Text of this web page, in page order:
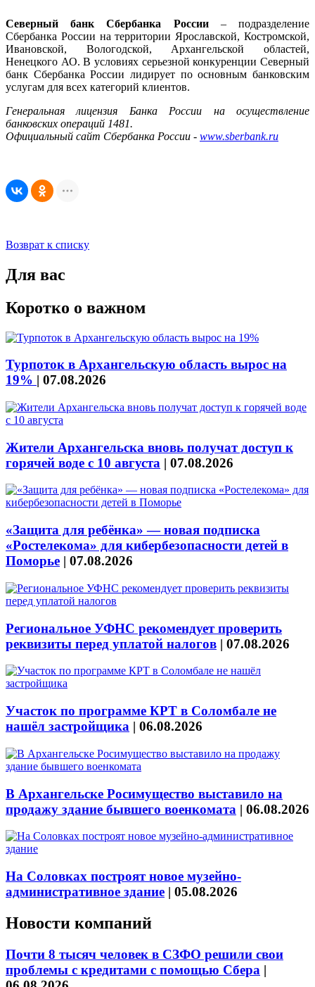
Северный банк Сбербанка России– подразделение
Сбербанка России на территории Ярославской, Костромской,
Ивановской, Вологодской, Архангельской областей,
Ненецкого АО. В условиях серьезной конкуренции Северный
банк Сбербанка России лидирует по основным банковским
услугам для всех категорий клиентов.
Генеральная лицензия Банка России на осуществление
банковских операций 1481.
Официальный сайт Сбербанка России - www.sberbank.ru
Возврат к списку
Для вас
Коротко о важном
Турпоток в Архангельскую область вырос на
19% | 07.08.2026
Жители Архангельска вновь получат доступ к
горячей воде с 10 августа | 07.08.2026
«Защита для ребёнка» — новая подписка
«Ростелекома» для кибербезопасности детей в
Поморье | 07.08.2026
Региональное УФНС рекомендует проверить
реквизиты перед уплатой налогов | 07.08.2026
Участок по программе КРТ в Соломбале не
нашёл застройщика | 06.08.2026
В Архангельске Росимущество выставило на
продажу здание бывшего военкомата | 06.08.2026
На Соловках построят новое музейно-
административное здание | 05.08.2026
Новости компаний
Почти 8 тысяч человек в СЗФО решили свои
проблемы с кредитами с помощью Сбера |